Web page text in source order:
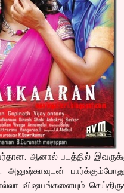
ஆனால் படத்தில்
பார்க்கும்போது
விஷயங்களையும்